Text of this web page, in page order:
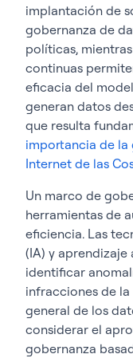
implantación de
gobernanza de
políticas,
continuas
eficacia del
generan datos
que resulta
importancia de la
Internet de las
Un marco de
herramientas de
eficiencia. Las
(IA) y
identificar
infracciones de
general de los
considerar el
gobernanza